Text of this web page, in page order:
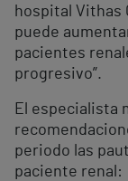
hospital Vithas
puede
pacientes
progresivo”.
El especialista
periodo las
paciente renal: